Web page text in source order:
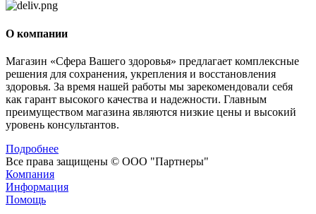
О компании
Магазин «Сфера Вашего здоровья» предлагает комплексные
решения для сохранения, укрепления и восстановления
здоровья. За время нашей работы мы зарекомендовали себя
как гарант высокого качества и надежности. Главным
преимуществом магазина являются низкие цены и высокий
уровень консультантов.
Подробнее
Все права защищены © ООО "Партнеры"
Компания
Информация
Помощь